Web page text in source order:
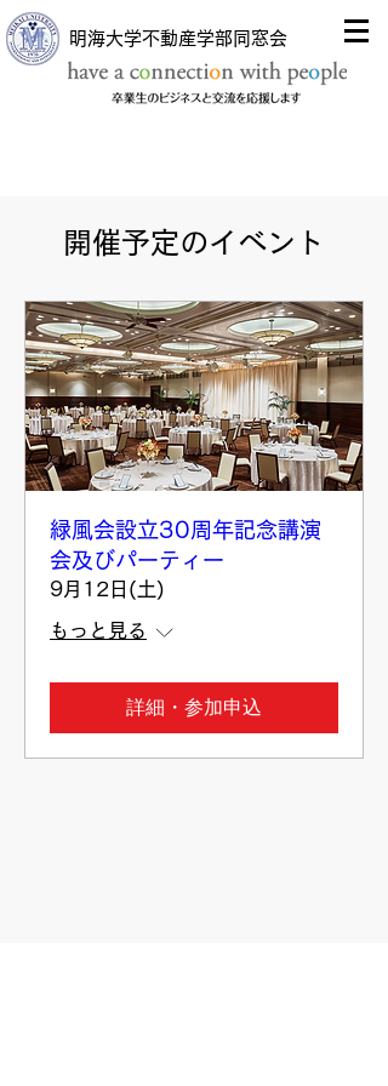
明海大学不動産学部同窓会
開催予定のイベント
緑風会設立30周年記念講演
会及びパーティー
9月12日(土)
もっと見る
詳細・参加申込